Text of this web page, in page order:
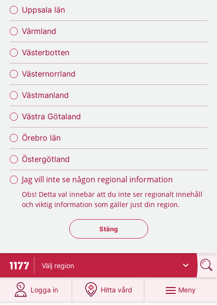
Uppsala län
Värmland
Västerbotten
Västernorrland
Västmanland
Västra Götaland
Örebro län
Östergötland
Jag vill inte se någon regional information
Obs! Detta val innebär att du inte ser regionalt innehåll
och viktig information som gäller just din region.
Stäng regionsväljaren
Stäng
Till startsidan för 1177
Välj region
Logga in
på 1177.se
Hitta vård
på 1177.se
Meny